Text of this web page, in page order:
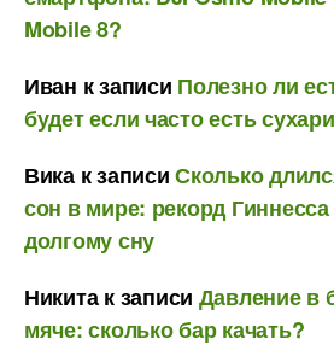
Mobile 8?
Иван к записи Полезно ли
будет если часто есть
Викак записиСколько
сон в мире: рекорд
долгому сну
Никитак записи Давление в
мяче: сколько бар качать?